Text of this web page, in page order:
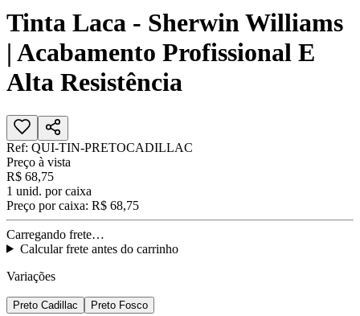
Tinta Laca - Sherwin Williams
| Acabamento Profissional E
Alta Resistência
Ref: QUI-TIN-PRETOCADILLAC
Preço à vista
R$ 68,75
1 unid. por caixa
Preço por caixa: R$ 68,75
Carregando frete…
Calcular frete antes do carrinho
Variações
Preto Cadillac Preto Fosco